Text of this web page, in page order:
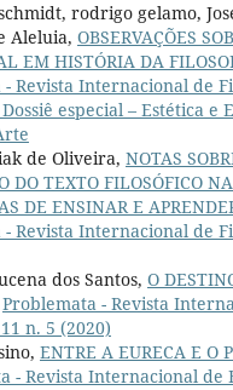
rodrigo gelamo,
Aleluia, OBSERVAÇÕES
EM HISTÓRIA DA
Revista Internacional de
especial – Estética e
de Oliveira, NOTAS
DO TEXTO FILOSÓFICO
DE ENSINAR E
Revista Internacional de
dos Santos, O
Problemata - Revista
n. 5 (2020)
ENTRE A EURECA E O
- Revista Internacional de